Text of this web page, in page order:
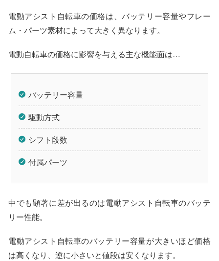
電動アシスト自転車の価格は、バッテリー容量やフレー
ム・パーツ素材によって大きく異なります。
電動自転車の価格に影響を与える主な機能面は…
バッテリー容量
駆動方式
シフト段数
付属パーツ
中でも顕著に差が出るのは電動アシスト自転車のバッテ
リー性能。
電動アシスト自転車のバッテリー容量が大きいほど価格
は高くなり、逆に小さいと値段は安くなります。